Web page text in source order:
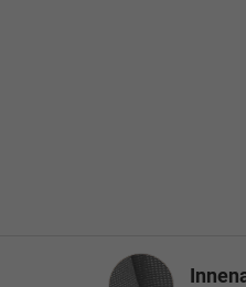
Innenausstattung